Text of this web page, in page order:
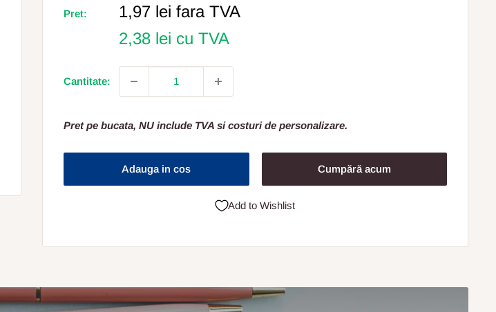
Pret:
Pret
Redus
1,97 lei fara TVA
2,38 lei cu TVA
Cantitate:
Pret pe bucata, NU include TVA si costuri de personalizare.
Adauga in cos Cumpără acum
Add to Wishlist